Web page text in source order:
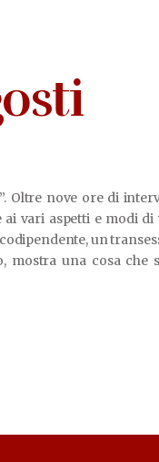
Oltre nove ore di
vari aspetti e modi di
un
mostra una cosa che